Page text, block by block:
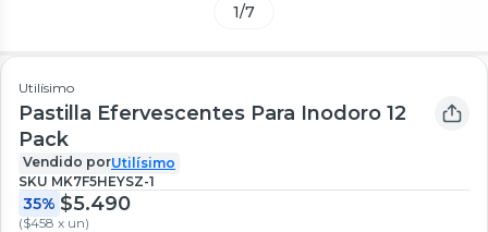
1/7
Utilísimo
Pastilla Efervescentes Para Inodoro 12
Pack
Vendido porUtilísimo
SKU MK7F5HEYSZ-1
35% $5.490
($458 x un)